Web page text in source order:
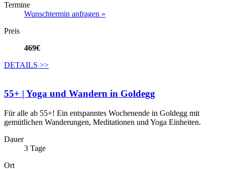
Termine
Wunschtermin anfragen »
Preis
469€
DETAILS >>
55+ | Yoga und Wandern in Goldegg
Für alle ab 55+! Ein entspanntes Wochenende in Goldegg mit
gemütlichen Wanderungen, Meditationen und Yoga Einheiten.
Dauer
3 Tage
Ort